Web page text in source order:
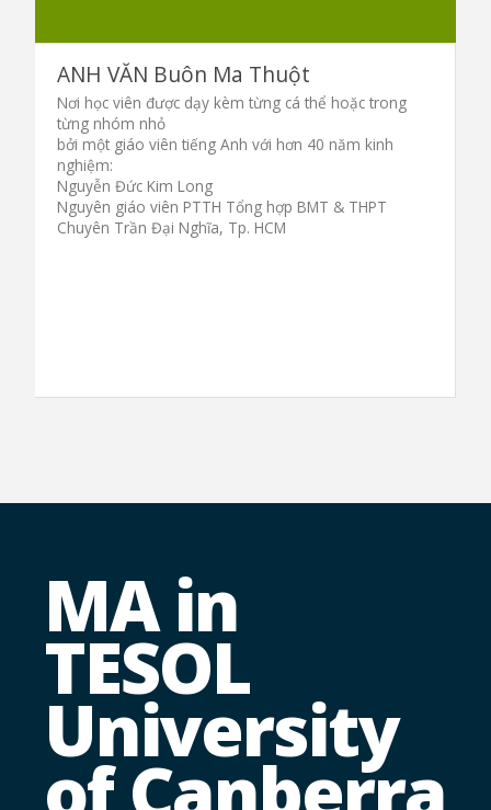
ANH VĂN Buôn Ma Thuột
Nơi học viên được dạy kèm từng cá thể hoặc trong
từng nhóm nhỏ
bởi một giáo viên tiếng Anh với hơn 40 năm kinh
nghiệm:
Nguyễn Đức Kim Long
Nguyên giáo viên PTTH Tổng hợp BMT & THPT
Chuyên Trần Đại Nghĩa, Tp. HCM
MA in
TESOL
University